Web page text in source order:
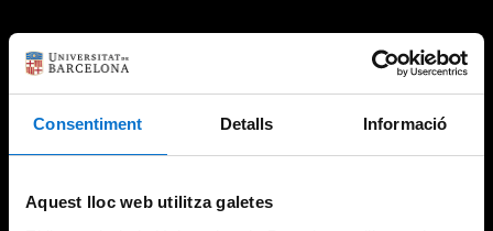
Consentiment Detalls Informació
Aquest lloc web utilitza galetes